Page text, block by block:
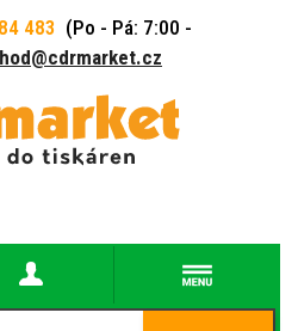
483 (Po - Pá: 7:00 -